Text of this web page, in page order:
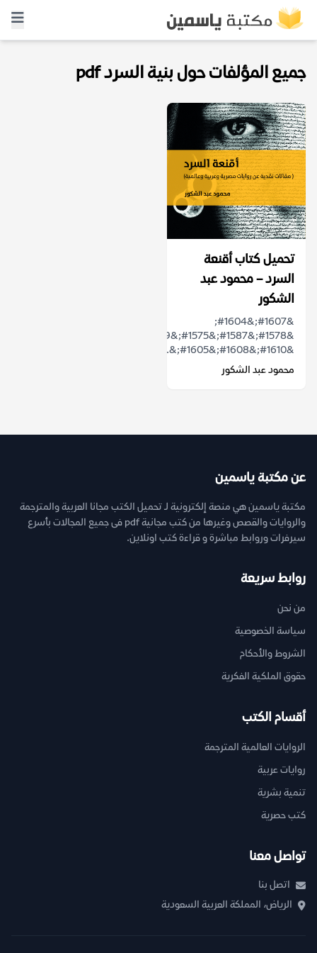
جميع المؤلفات حول بنية السرد pdf
تحميل كتاب أقنعة
السرد – محمود عبد
الشكور
&#1607;&#1604;
&#1610;&#1608;&#1605;&...
محمود عبد الشكور
عن مكتبة ياسمين
مكتبة ياسمين هي منصة إلكترونية لـ تحميل الكتب مجانا العربية والمترجمة
والروايات والقصص وغيرها من كتب مجانية pdf فى جميع المجالات بأسرع
سيرفرات وروابط مباشرة و قراءة كتب اونلاين.
روابط سريعة
من نحن
سياسة الخصوصية
الشروط والأحكام
حقوق الملكية الفكرية
أقسام الكتب
الروايات العالمية المترجمة
روايات عربية
تنمية بشرية
كتب حصرية
تواصل معنا
اتصل بنا
الرياض، المملكة العربية السعودية